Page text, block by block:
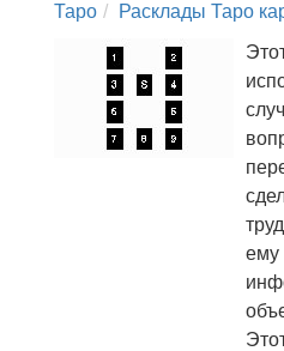
Таро
Расклады Таро
ему